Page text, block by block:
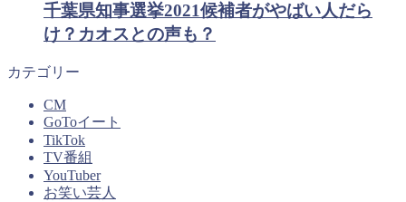
千葉県知事選挙2021候補者がやばい人だら
け？カオスとの声も？
カテゴリー
CM
GoToイート
TikTok
TV番組
YouTuber
お笑い芸人